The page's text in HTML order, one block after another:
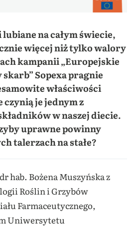
na całym świecie,
więcej niż tylko walory
kampanii „Europejskie
Sopexa pragnie
właściwości
je jednym z
w naszej diecie.
uprawne powinny
talerzach na stałe?
hab. Bożena Muszyńska z
Roślin i Grzybów
Farmaceutycznego,
Uniwersytetu